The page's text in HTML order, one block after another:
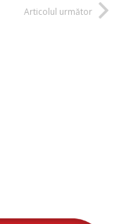
Articolul următor